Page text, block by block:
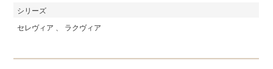
シリーズ
セレヴィア
ラクヴィア